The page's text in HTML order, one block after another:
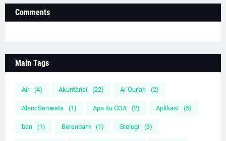
Comments
Main Tags
Air (4) Akuntansi (22) Al-Qur'an (2)
Alam Semesta (1) Apa itu COA (2) Aplikasi (5)
ban (1) Berendam (1) Biologi (3)